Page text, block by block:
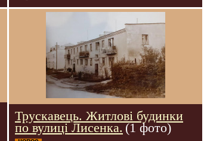
Трускавець. Житлові будинки
по вулиці Лисенка.(1 фото)